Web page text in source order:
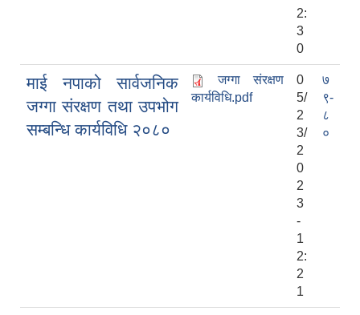
2:
3
0
माई नपाको सार्वजनिक
जग्गा संरक्षण तथा उपभोग
सम्बन्धि कार्यविधि २०८०
जग्गा संरक्षण
कार्यविधि.pdf
0
5/
2
3/
2
0
2
3
-
1
2:
2
1
७
९-
८
०